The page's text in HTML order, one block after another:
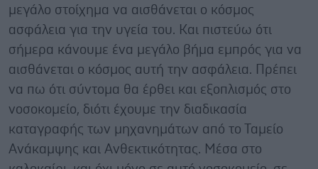
μεγάλο στοίχημα να αισθάνεται ο κόσμος
ασφάλεια για την υγεία του. Και πιστεύω ότι
σήμερα κάνουμε ένα μεγάλο βήμα εμπρός για να
αισθάνεται ο κόσμος αυτή την ασφάλεια. Πρέπει
να πω ότι σύντομα θα έρθει και εξοπλισμός στο
νοσοκομείο, διότι έχουμε την διαδικασία
καταγραφής των μηχανημάτων από το Ταμείο
Ανάκαμψης και Ανθεκτικότητας. Μέσα στο